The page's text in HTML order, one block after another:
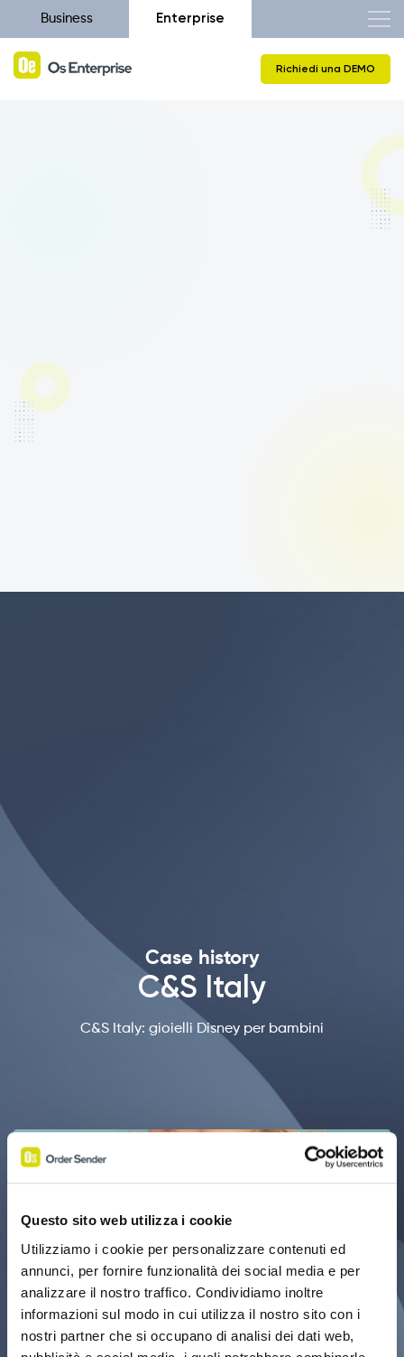
Questo sito web utilizza i cookie
Utilizziamo i cookie per personalizzare contenuti ed
annunci, per fornire funzionalità dei social media e per
analizzare il nostro traffico. Condividiamo inoltre
informazioni sul modo in cui utilizza il nostro sito con i
nostri partner che si occupano di analisi dei dati web,
Business Enterprise
Richiedi una DEMO
Case history
C&S Italy
C&S Italy: gioielli Disney per bambini